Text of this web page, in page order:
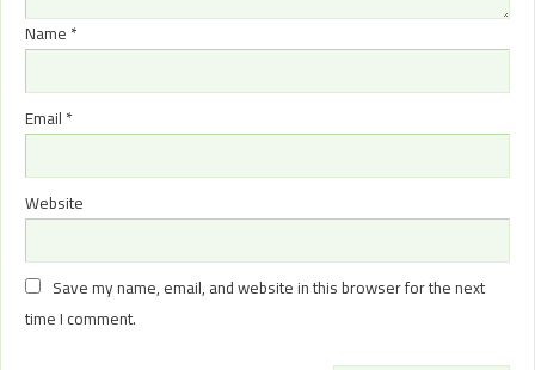
Name *
Email *
Website
Save my name, email, and website in this browser for the next
time I comment.